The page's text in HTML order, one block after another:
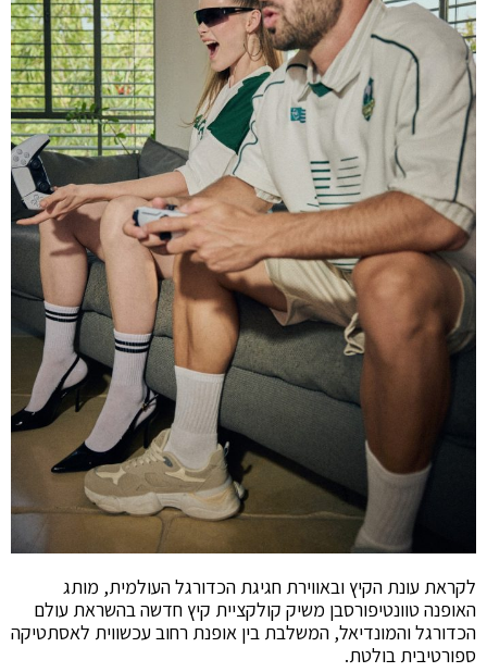
לקראת עונת הקיץ ובאווירת חגיגת הכדורגל העולמית, מותג
האופנה טוונטיפורסבן משיק קולקציית קיץ חדשה בהשראת עולם
הכדורגל והמונדיאל, המשלבת בין אופנת רחוב עכשווית לאסתטיקה
ספורטיבית בולטת.